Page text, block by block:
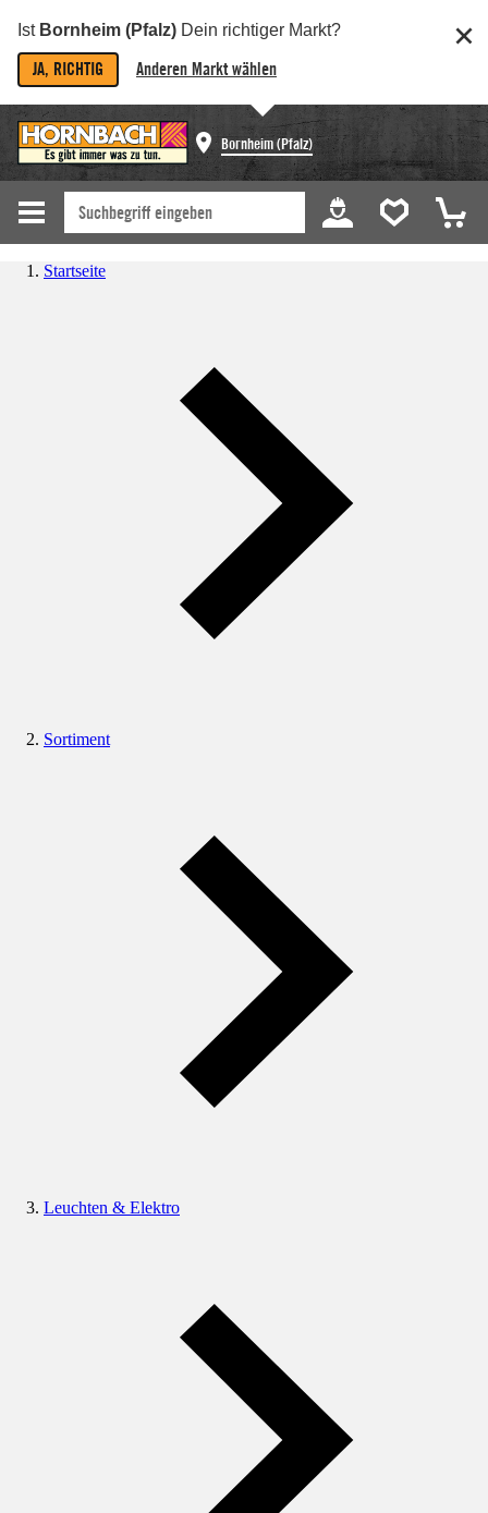
Ist Bornheim (Pfalz) Dein richtiger Markt?
JA, RICHTIG Anderen Markt wählen
Bornheim (Pfalz)
Startseite
Sortiment
Leuchten & Elektro